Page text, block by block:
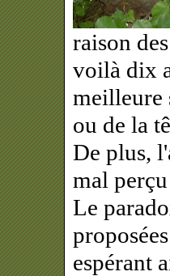
raison
voilà dix
meilleure
ou de la
De plus,
mal
Le
espérant